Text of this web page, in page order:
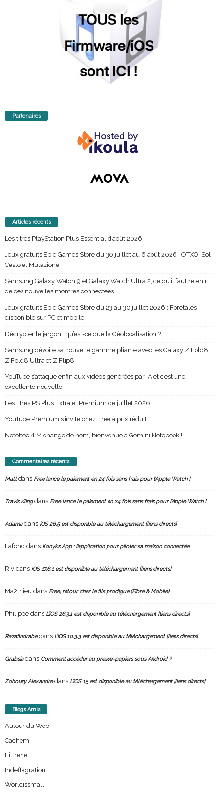
Partenaires
Articles récents
Les titres PlayStation Plus Essential d’août 2026
Jeux gratuits Epic Games Store du 30 juillet au 6 août 2026 : OTXO, Sol
Cesto et Mutazione
Samsung Galaxy Watch 9 et Galaxy Watch Ultra 2, ce qu’il faut retenir
de ces nouvelles montres connectées
Jeux gratuits Epic Games Store du 23 au 30 juillet 2026 : Foretales,
disponible sur PC et mobile
Décrypter le jargon : qu’est-ce que la Géolocalisation ?
Samsung dévoile sa nouvelle gamme pliante avec les Galaxy Z Fold8,
Z Fold8 Ultra et Z Flip8
YouTube s’attaque enfin aux vidéos générées par IA et c’est une
excellente nouvelle
Les titres PS Plus Extra et Premium de juillet 2026
YouTube Premium s’invite chez Free à prix réduit
NotebookLM change de nom, bienvenue à Gemini Notebook !
Commentaires récents
Mattdans Free lance le paiement en 24 fois sans frais pour l’Apple Watch !
Travis Klingdans Free lance le paiement en 24 fois sans frais pour l’Apple Watch !
Adamadans iOS 26.5 est disponible au téléchargement [liens directs]
Lafond dans Konyks App : l’application pour piloter sa maison connectée
Riv dans iOS 17.6.1 est disponible au téléchargement [liens directs]
Ma2thieu dans Free, retour chez le fils prodigue (Fibre & Mobile)
Philippe dans L’iOS 26.3.1 est disponible au téléchargement [liens directs]
Razafindrabedans L’iOS 10.3.3 est disponible au téléchargement [liens directs]
Grabsiadans Comment accéder au presse-papiers sous Android ?
Zohoury Alexandredans L’iOS 15 est disponible au téléchargement [liens directs]
Blogs Amis
Autour du Web
Cachem
Filtrenet
Indeflagration
Worldissmall